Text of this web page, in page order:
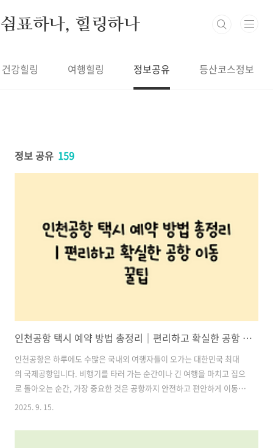
쉼표하나, 힐링하나
건강힐링 여행힐링 정보공유 등산코스정보
정보 공유 159
인천공항 택시 예약 방법 총정리｜편리하고 확실한 공항 이동 꿀팁
인천공항은 하루에도 수많은 국내외 여행자들이 오가는 대한민국 최대
의 국제공항입니다. 비행기를 타러 가는 순간이나 긴 여행을 마치고 집으
로 돌아오는 순간, 가장 중요한 것은 공항까지 안전하고 편안하게 이동하
는 것입니다. 특히 이른 새벽이나 늦은 밤 도착이라면 대중교통이 끊겨버
약 방법을 가장 쉽고 실용적인 순서로 총정리하여 안내해드립니다. 전화
2025. 9. 15.